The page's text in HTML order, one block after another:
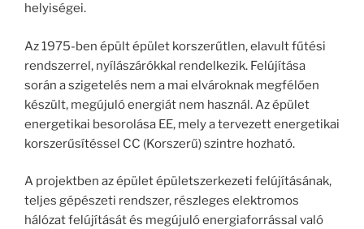
helyiségei.
Az 1975-ben épült épület korszerűtlen, elavult fűtési
rendszerrel, nyílászárókkal rendelkezik. Felújítása
során a szigetelés nem a mai elvároknak megfélően
készült, megújuló energiát nem használ. Az épület
energetikai besorolása EE, mely a tervezett energetikai
korszerűsítéssel CC (Korszerű) szintre hozható.
A projektben az épület épületszerkezeti felújításának,
teljes gépészeti rendszer, részleges elektromos
hálózat felújítását és megújuló energiaforrással való